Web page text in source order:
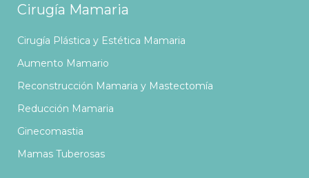
Cirugía Mamaria
Cirugía Plástica y Estética Mamaria
Aumento Mamario
Reconstrucción Mamaria y Mastectomía
Reducción Mamaria
Ginecomastia
Mamas Tuberosas